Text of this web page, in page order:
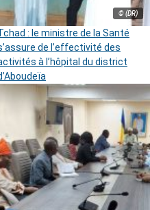
© (DR)
: le ministre de la Santé
de l’effectivité des
à l’hôpital du district